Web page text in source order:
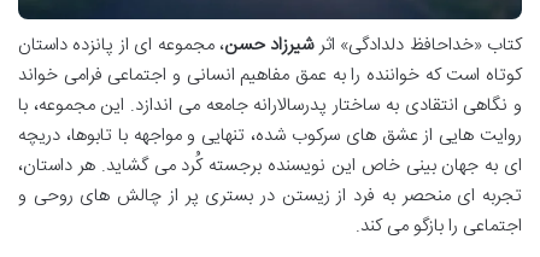
کتاب «خداحافظ دلدادگی» اثرشیرزاد حسن، مجموعه ای از پانزده داستان
کوتاه است که خواننده را به عمق مفاهیم انسانی و اجتماعی فرامی خواند
و نگاهی انتقادی به ساختار پدرسالارانه جامعه می اندازد. این مجموعه، با
روایت هایی از عشق های سرکوب شده، تنهایی و مواجهه با تابوها، دریچه
ای به جهان بینی خاص این نویسنده برجسته کُرد می گشاید. هر داستان،
تجربه ای منحصر به فرد از زیستن در بستری پر از چالش های روحی و
اجتماعی را بازگو می کند.